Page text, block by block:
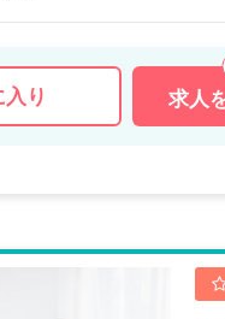
り 求人